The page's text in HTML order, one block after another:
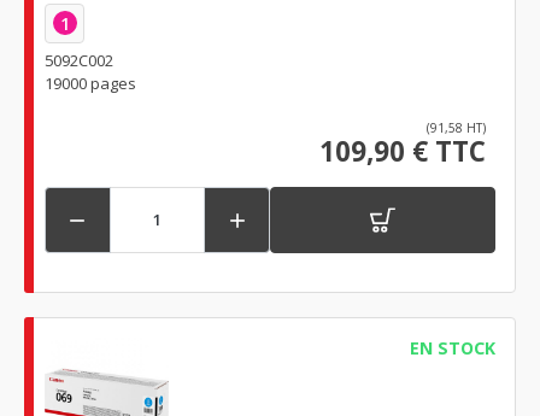
1
5092C002
19000 pages
(91,58 HT)
109,90 € TTC
 
EN STOCK